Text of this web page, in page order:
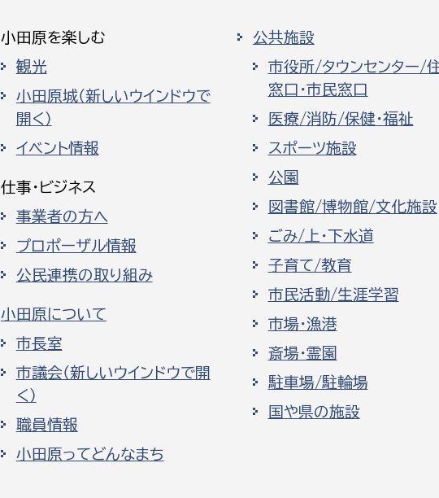
小田原を楽しむ
観光
小田原城（新しいウインドウで
開く）
イベント情報
仕事・ビジネス
事業者の方へ
プロポーザル情報
公民連携の取り組み
小田原について
市長室
市議会（新しいウインドウで開
く）
職員情報
小田原ってどんなまち
公共施設
市役所/タウンセンター/
窓口・市民窓口
医療/消防/保健・福祉
スポーツ施設
公園
図書館/博物館/文化施設
ごみ/上・下水道
子育て/教育
市民活動/生涯学習
市場・漁港
斎場・霊園
駐車場/駐輪場
国や県の施設